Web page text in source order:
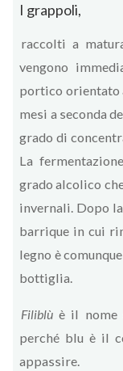
I grappoli,
raccolti a
vengono
portico orientato
mesi a seconda
grado di
La
grado alcolico
invernali. Dopo
barrique in cui
legno è
bottiglia.
Filiblù è il nome
perché blu è il
appassire.